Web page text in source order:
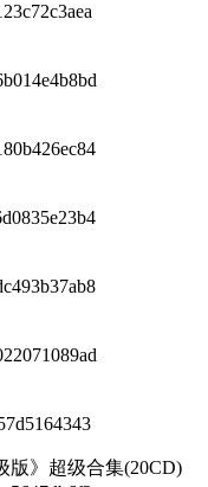
版》超级合集(20CD)